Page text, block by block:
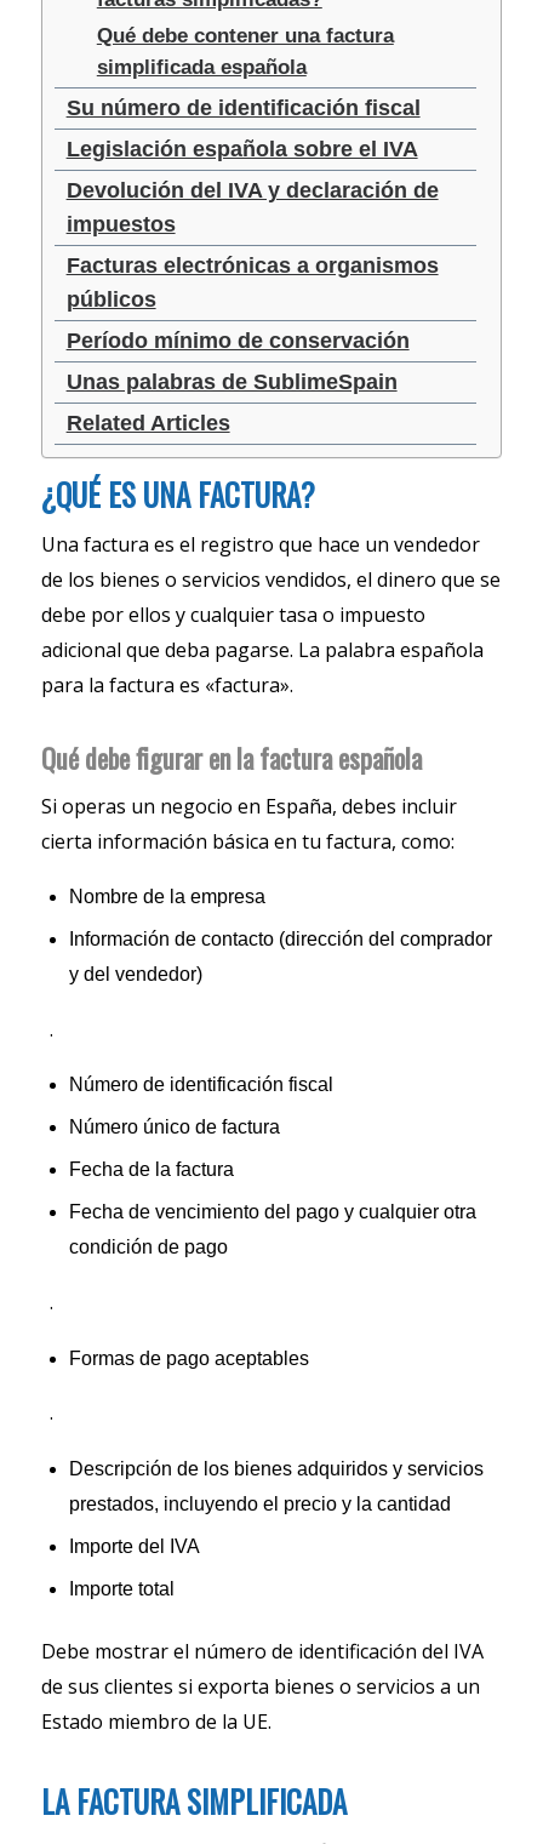
Qué debe contener una factura
simplificada española
Su número de identificación fiscal
Legislación española sobre el IVA
Devolución del IVA y declaración de
impuestos
Facturas electrónicas a organismos
públicos
Período mínimo de conservación
Unas palabras de SublimeSpain
Related Articles
¿QUÉ ES UNA FACTURA?
Una factura es el registro que hace un vendedor
de los bienes o servicios vendidos, el dinero que se
debe por ellos y cualquier tasa o impuesto
adicional que deba pagarse. La palabra española
para la factura es «factura».
Qué debe figurar en la factura española
Si operas un negocio en España, debes incluir
cierta información básica en tu factura, como:
Nombre de la empresa
Información de contacto (dirección del comprador
y del vendedor)
.
Número de identificación fiscal
Número único de factura
Fecha de la factura
Fecha de vencimiento del pago y cualquier otra
condición de pago
.
Formas de pago aceptables
.
Descripción de los bienes adquiridos y servicios
prestados, incluyendo el precio y la cantidad
Importe del IVA
Importe total
Debe mostrar el número de identificación del IVA
de sus clientes si exporta bienes o servicios a un
Estado miembro de la UE.
LA FACTURA SIMPLIFICADA